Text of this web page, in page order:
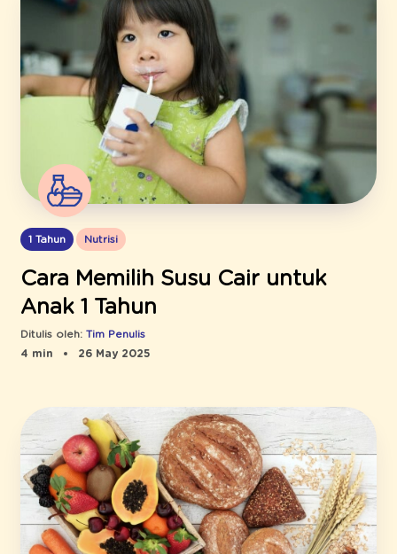
1 Tahun Nutrisi
Cara Memilih Susu Cair untuk
Anak 1 Tahun
Ditulis oleh: Tim Penulis
4 min
26 May 2025